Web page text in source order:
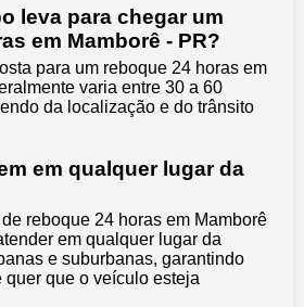
leva para chegar um
em Mamborê - PR?
para um reboque 24 horas em
varia entre 30 a 60
da localização e do trânsito
em qualquer lugar da
reboque 24 horas em Mamborê
em qualquer lugar da
e suburbanas, garantindo
que o veículo esteja